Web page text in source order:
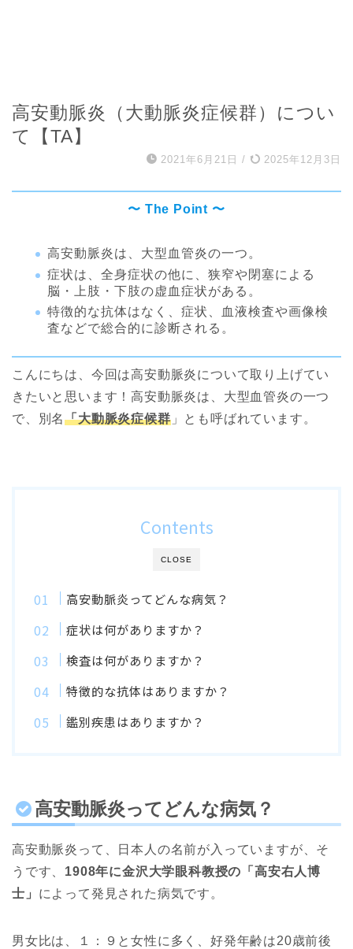
高安動脈炎（大動脈炎症候群）につい
て【TA】
2021年6月21日 / 2025年12月3日
〜 The Point 〜
高安動脈炎は、大型血管炎の一つ。
症状は、全身症状の他に、狭窄や閉塞による
脳・上肢・下肢の虚血症状がある。
特徴的な抗体はなく、症状、血液検査や画像検
査などで総合的に診断される。
こんにちは、今回は高安動脈炎について取り上げてい
きたいと思います！高安動脈炎は、大型血管炎の一つ
で、別名「大動脈炎症候群」とも呼ばれています。
CLOSE
Contents
高安動脈炎ってどんな病気？
症状は何がありますか？
検査は何がありますか？
特徴的な抗体はありますか？
鑑別疾患はありますか？
高安動脈炎ってどんな病気？
高安動脈炎って、日本人の名前が入っていますが、そ
うです、 1908年に金沢大学眼科教授の「高安右人博
士」 によって発見された病気です。
男女比は、１：９と女性に多く、好発年齢は20歳前後